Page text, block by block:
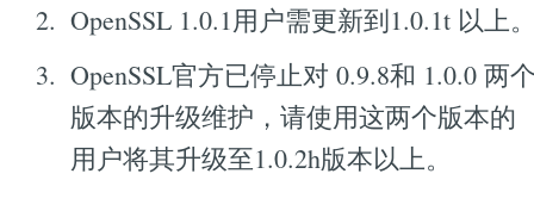
OpenSSL 1.0.1用户需更新到1.0.1t 以上
OpenSSL官方已停止对 0.9.8和 1.0.0 两
版本的升级维护，请使用这两个版本的
用户将其升级至1.0.2h版本以上。